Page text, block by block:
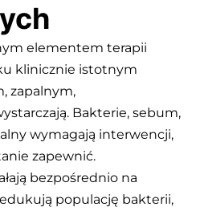
elementem terapii
klinicznie istotnym
zapalnym,
Bakterie, sebum,
wymagają interwencji,
zapewnić.
bezpośrednio na
populację bakterii,